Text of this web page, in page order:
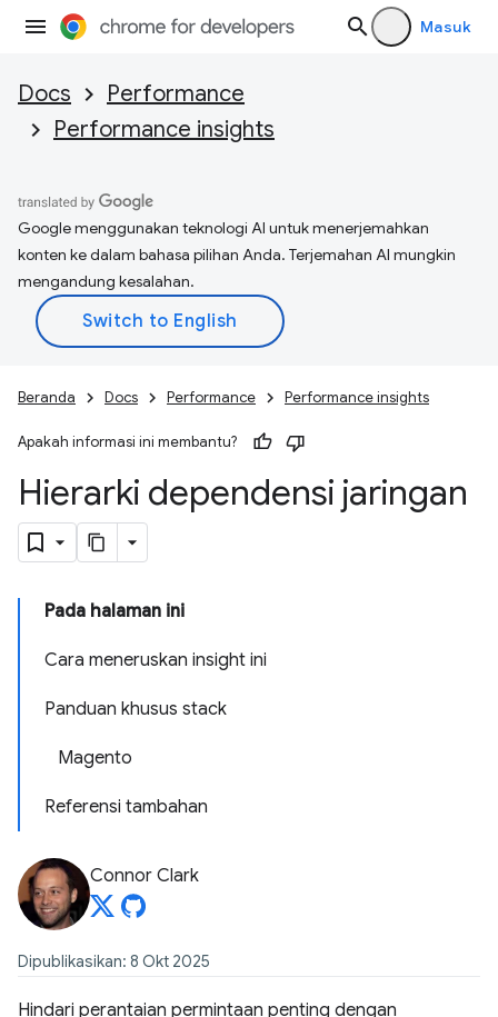
Masuk
Docs
Performance
Performance insights
Google menggunakan teknologi AI untuk menerjemahkan
konten ke dalam bahasa pilihan Anda. Terjemahan AI mungkin
mengandung kesalahan.
Beranda Docs Performance Performance insights
Apakah informasi ini membantu?
Hierarki dependensi jaringan
Pada halaman ini
Cara meneruskan insight ini
Panduan khusus stack
Magento
Referensi tambahan
Connor Clark
Dipublikasikan: 8 Okt 2025
Hindari perantaian permintaan penting dengan